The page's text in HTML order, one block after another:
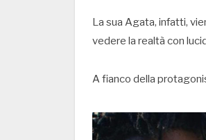
La sua Agata, infatti,
vedere la realtà con
A fianco della